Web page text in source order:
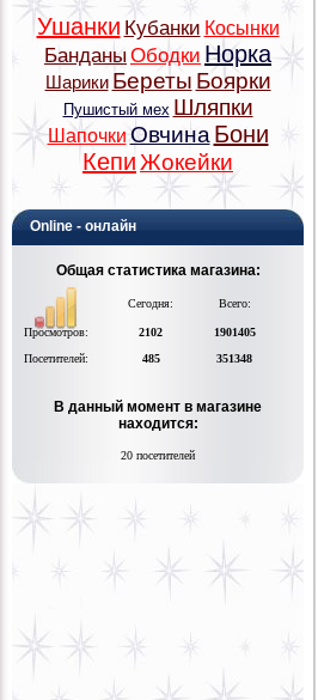
Ушанки Кубанки Косынки
БанданыОбодки Норка
Шарики Береты Боярки
Пушистый мех Шляпки
Шапочки Овчина Бони
Кепи Жокейки
Online - онлайн
Общая статистика магазина:
Сегодня: Всего:
Просмотров: 2102
1901405
Посетителей:
485 351348
В данный момент в магазине
находится:
20 посетителей